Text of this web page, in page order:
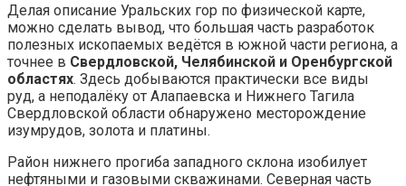
Делая описание Уральских гор по физической карте,
можно сделать вывод, что большая часть разработок
полезных ископаемых ведётся в южной части региона, а
точнее в Свердловской, Челябинской и Оренбургской
областях. Здесь добываются практически все виды
руд, а неподалёку от Алапаевска и Нижнего Тагила
Свердловской области обнаружено месторождение
изумрудов, золота и платины.
Район нижнего прогиба западного склона изобилует
нефтяными и газовыми скважинами. Северная часть